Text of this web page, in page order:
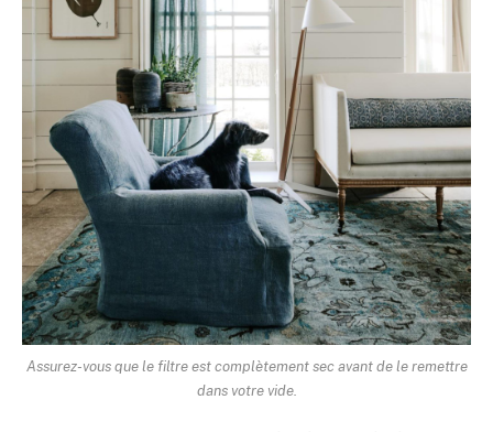
Assurez-vous que le filtre est complètement sec avant de le remettre
dans votre vide.